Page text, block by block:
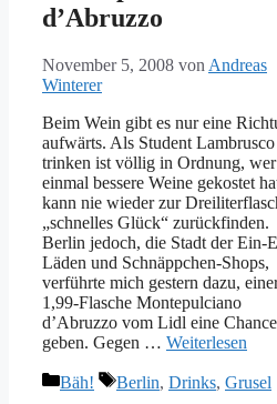
d’Abruzzo
November 5, 2008 von Andreas
Winterer
Beim Wein gibt es nur eine
aufwärts. Als Student Lambrusco
trinken ist völlig in Ordnung, wer
einmal bessere Weine gekostet
kann nie wieder zur
„schnelles Glück“ zurückfinden.
Berlin jedoch, die Stadt der Ein-
Läden und Schnäppchen-Shops,
verführte mich gestern dazu,
1,99-Flasche Montepulciano
d’Abruzzo vom Lidl eine
geben. Gegen … Weiterlesen
Kategorien
Bäh! Schlagwörter
Berlin, Drinks, Grusel